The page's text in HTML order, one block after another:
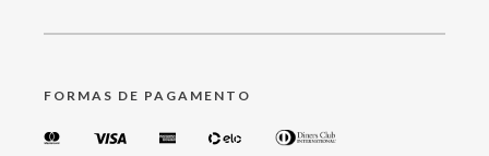
FORMAS DE PAGAMENTO